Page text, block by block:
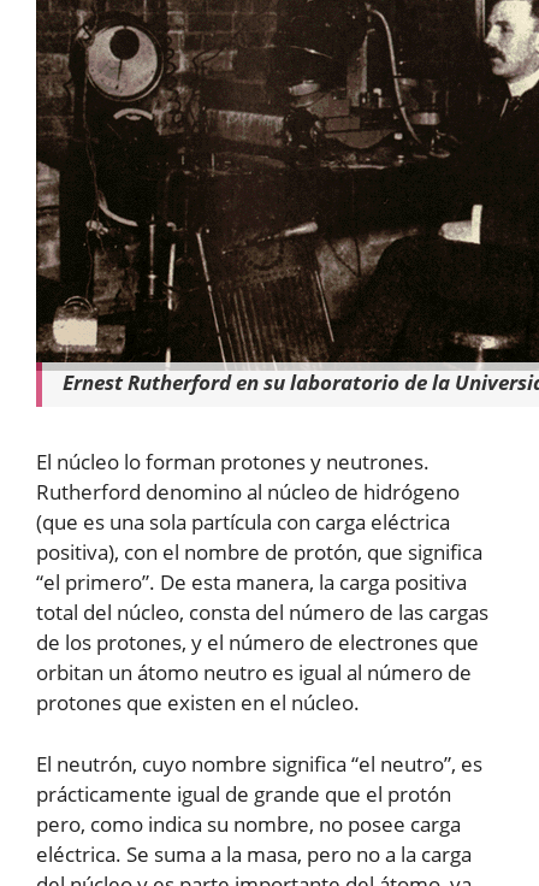
Ernest Rutherford en su laboratorio de la
El núcleo lo forman protones y neutrones.
Rutherford denomino al núcleo de hidrógeno
(que es una sola partícula con carga eléctrica
positiva), con el nombre de protón, que significa
“el primero”. De esta manera, la carga positiva
total del núcleo, consta del número de las cargas
de los protones, y el número de electrones que
orbitan un átomo neutro es igual al número de
protones que existen en el núcleo.
El neutrón, cuyo nombre significa “el neutro”, es
prácticamente igual de grande que el protón
pero, como indica su nombre, no posee carga
eléctrica. Se suma a la masa, pero no a la carga